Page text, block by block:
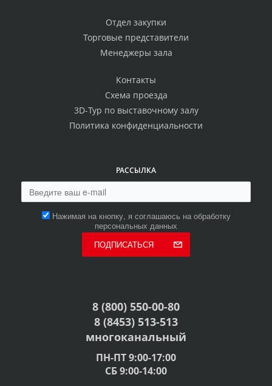
Отдел закупки
Торговые представители
Менеджеры зала
Контакты
Схема проезда
3D-Тур по выставочному залу
Политика конфиденциальности
РАССЫЛКА
Нажимая на кнопку, я соглашаюсь на обработку
персональных данных
ПОДПИСАТЬСЯ
8 (800) 550-00-80
8 (8453) 513-513
многоканальный
ПН-ПТ 9:00-17:00
СБ 9:00-14:00